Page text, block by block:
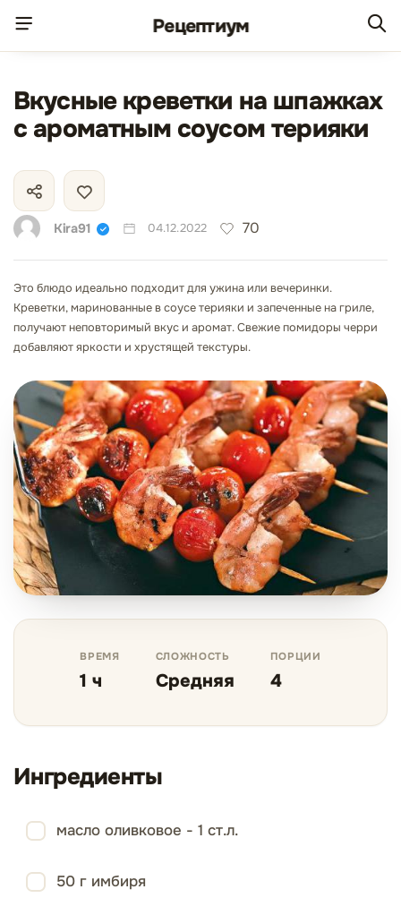
Рецептиум
Вкусные креветки на шпажках
с ароматным соусом терияки
Kira91 04.12.2022 70
Это блюдо идеально подходит для ужина или вечеринки.
Креветки, маринованные в соусе терияки и запеченные на гриле,
получают неповторимый вкус и аромат. Свежие помидоры черри
добавляют яркости и хрустящей текстуры.
ВРЕМЯ
1 ч
СЛОЖНОСТЬ
Средняя
ПОРЦИИ
4
Ингредиенты
масло оливковое - 1 ст.л.
50 г имбиря